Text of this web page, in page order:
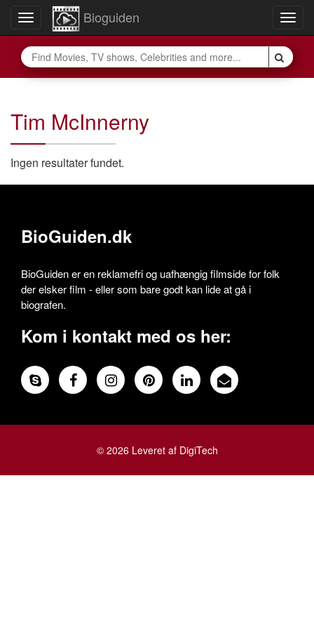
Toggle
navigation
Bioguiden
Tim McInnerny
Ingen resultater fundet.
BioGuiden.dk
BioGuiden er en reklamefri og uafhængig filmside for folk
der elsker film - eller som bare godt kan lide at gå i
biografen.
Kom i kontakt med os her:
© 2026 Leveret af DigiTech